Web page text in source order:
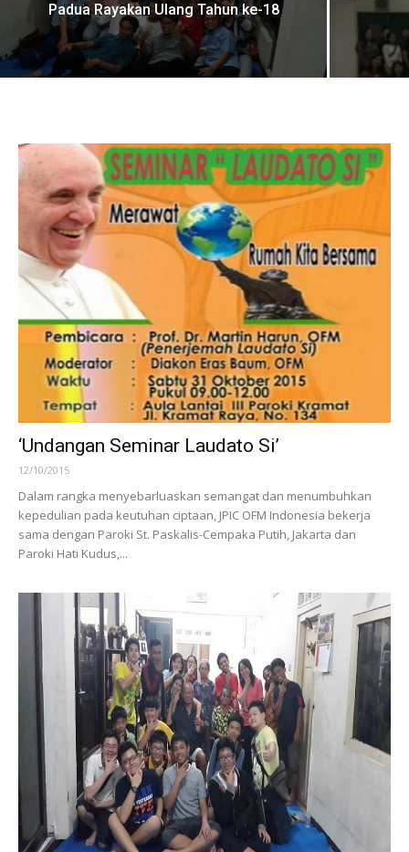
Padua Rayakan Ulang Tahun ke-18
‘Undangan Seminar Laudato Si’
12/10/2015
Dalam rangka menyebarluaskan semangat dan menumbuhkan
kepedulian pada keutuhan ciptaan, JPIC OFM Indonesia bekerja
sama dengan Paroki St. Paskalis-Cempaka Putih, Jakarta dan
Paroki Hati Kudus,...